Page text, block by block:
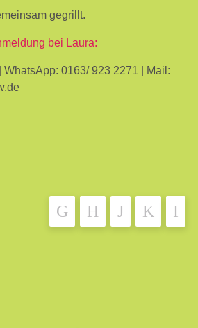
gegrillt.
bei Laura:
WhatsApp: 0163/ 923 2271 | Mail: